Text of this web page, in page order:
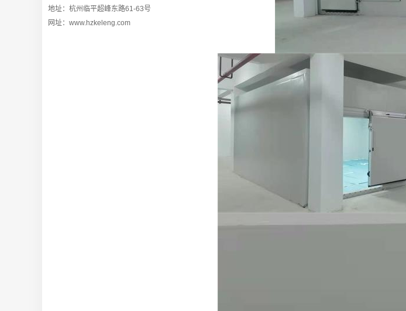
地址：杭州临平超峰东路61-63号
网址：www.hzkeleng.com